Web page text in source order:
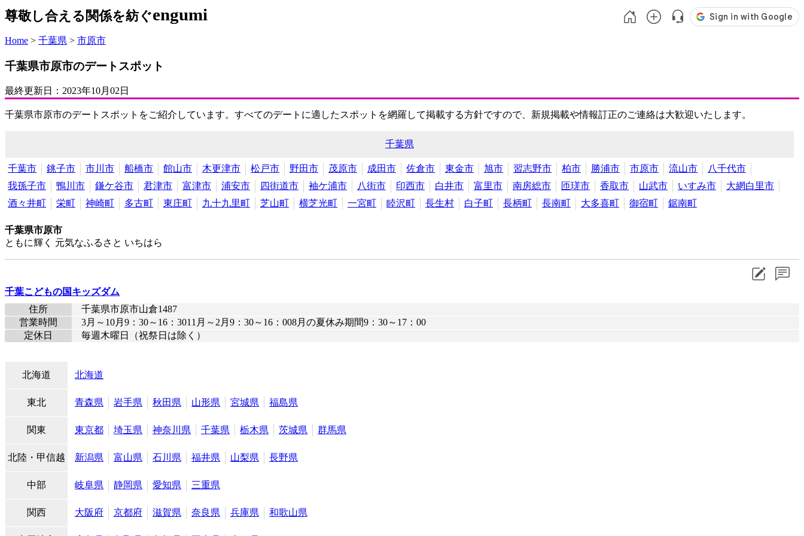
尊敬し合える関係を紡ぐengumi
Home > 千葉県 > 市原市
千葉県市原市のデートスポット
最終更新日： 2023年10月02日
千葉県市原市のデートスポットをご紹介しています。すべてのデートに適したスポットを網羅して掲載する方針ですので、新規掲載や情報訂正のご連絡は大歓迎いたします。
千葉県
千葉市 銚子市 市川市 船橋市 館山市 木更津市 松戸市 野田市 茂原市 成田市 佐倉市 東金市 旭市 習志野市 柏市 勝浦市 市原市 流山市
八千代市
我孫子市
鴨川市 鎌ケ谷市 君津市 富津市 浦安市 四街道市 袖ケ浦市 八街市 印西市 白井市 富里市 南房総市 匝瑳市 香取市 山武市 いすみ市
大網白里市
酒々井町
栄町 神崎町 多古町 東庄町 九十九里町 芝山町 横芝光町 一宮町 睦沢町 長生村 白子町 長柄町 長南町 大多喜町 御宿町 鋸南町
千葉県市原市
ともに輝く 元気なふるさと いちはら
千葉こどもの国キッズダム
住所
千葉県市原市山倉1487
営業時間
3月～10月9：30～16：3011月～2月9：30～16：008月の夏休み期間9：30～17：00
定休日
毎週木曜日（祝祭日は除く）
北海道 北海道
東北 青森県 岩手県 秋田県 山形県 宮城県 福島県
関東 東京都 埼玉県 神奈川県 千葉県 栃木県 茨城県 群馬県
北陸・甲信越 新潟県 富山県 石川県 福井県 山梨県 長野県
中部 岐阜県 静岡県 愛知県 三重県
関西 大阪府 京都府 滋賀県 奈良県 兵庫県 和歌山県